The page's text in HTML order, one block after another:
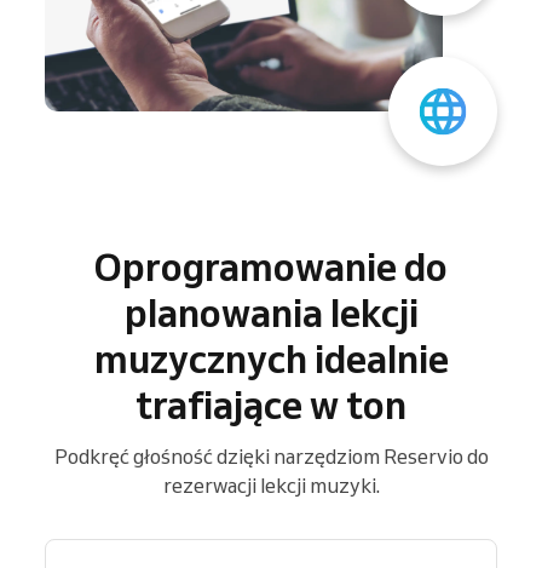
Oprogramowanie do
planowania lekcji
muzycznych idealnie
trafiające w ton
Podkręć głośność dzięki narzędziom Reservio do
rezerwacji lekcji muzyki.